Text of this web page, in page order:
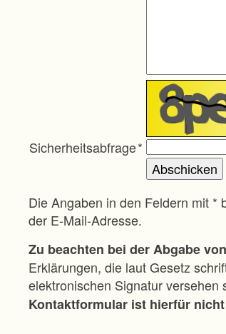
Sicherheitsabfrage*
Die Angaben in den Feldern mit *
der E-Mail-Adresse.
Zu beachten bei der Abgabe
Erklärungen, die laut Gesetz
elektronischen Signatur
Kontaktformular ist hierfür